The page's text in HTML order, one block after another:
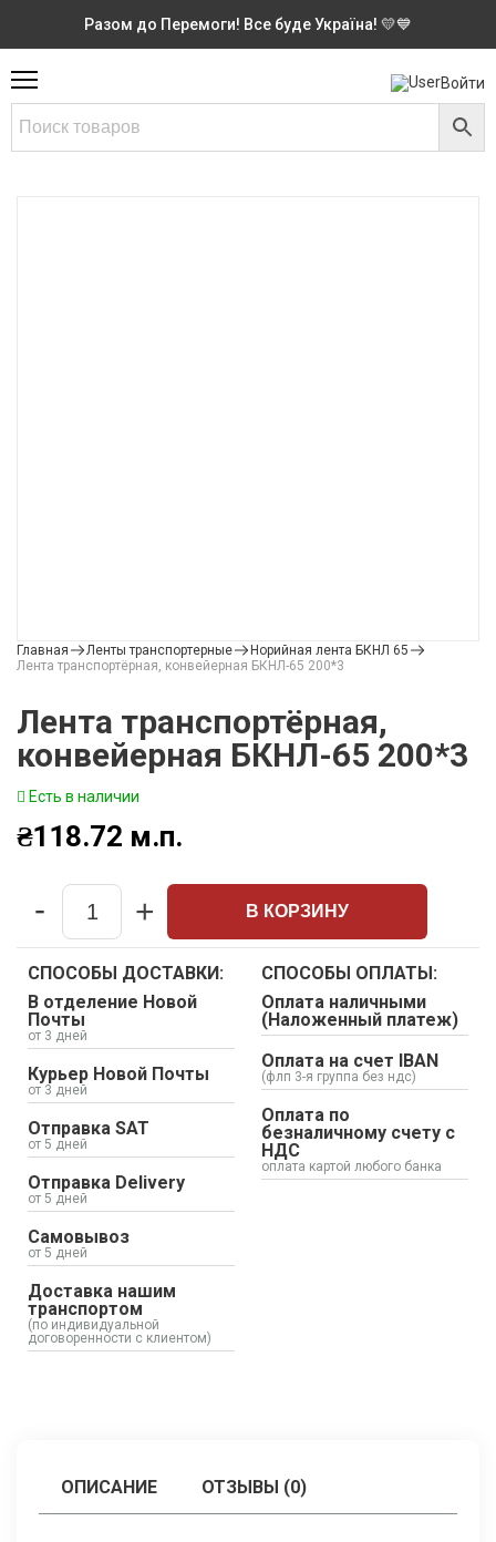
Разом до Перемоги! Все буде Україна! 💛💙
Войти
Главная Ленты транспортерные
Норийная лента БКНЛ 65
Лента транспортёрная, конвейерная БКНЛ-65 200*3
Лента транспортёрная,
конвейерная БКНЛ-65 200*3
Есть в наличии
₴118.72 м.п.
Quantity
- + В КОРЗИНУ
СПОСОБЫ ДОСТАВКИ:
В отделение Новой
Почты
от 3 дней
Курьер Новой Почты
от 3 дней
Отправка SAT
от 5 дней
Отправка Delivery
от 5 дней
Самовывоз
от 5 дней
Доставка нашим
транспортом
(по индивидуальной
договоренности с клиентом)
СПОСОБЫ ОПЛАТЫ:
Оплата наличными
(Наложенный платеж)
Оплата на счет IBAN
(флп 3-я группа без ндс)
Оплата по
безналичному счету с
НДС
оплата картой любого банка
ОПИСАНИЕ ОТЗЫВЫ (0)